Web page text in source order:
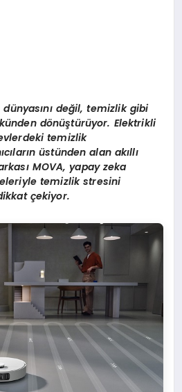
dünyasını değil, temizlik gibi
ünden dönüştürüyor. Elektrikli
temizlik
ıcılarınüstünden alan akıllı
ı MOVA, yapay zeka
temizlik stresini
çekiyor.